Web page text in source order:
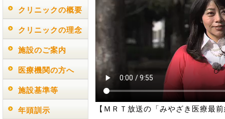
クリニックの概要
クリニックの理念
施設のご案内
医療機関の方へ
施設基準等
年頭訓示 【ＭＲＴ放送の「みやざき医療最